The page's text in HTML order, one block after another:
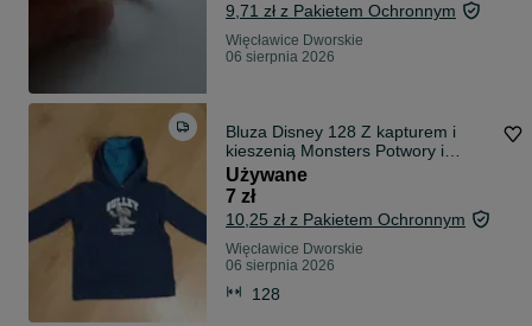
9,71 zł z Pakietem Ochronnym
Więcławice Dworskie
06 sierpnia 2026
Bluza Disney 128 Z kapturem i
kieszenią Monsters Potwory i
spółka
Używane
7 zł
10,25 zł z Pakietem Ochronnym
Więcławice Dworskie
06 sierpnia 2026
128